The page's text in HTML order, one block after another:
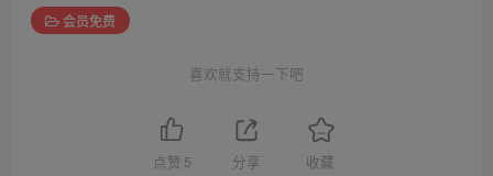
会员免费
喜欢就支持一下吧
点赞 5 分享 收藏